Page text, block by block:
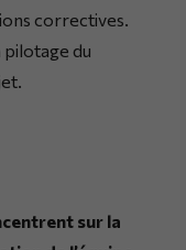
correctives.
pilotage du
sur la